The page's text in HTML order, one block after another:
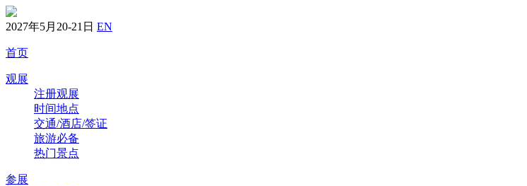
2027年5月20-21日 EN
首页
观展
注册观展
时间地点
交通/酒店/签证
旅游必备
热门景点
参展